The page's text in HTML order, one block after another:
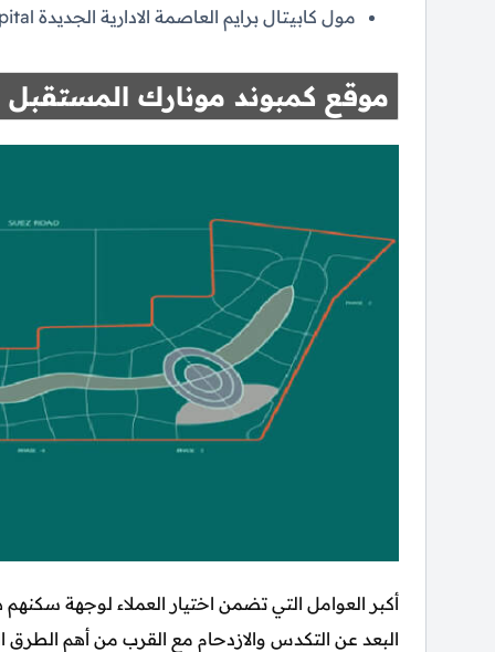
مول كابيتال برايم العاصمة الادارية الجديدة Capital Prime Mall New Capital.
موقع كمبوند مونارك
أكبر العوامل التي تضمن اختيار العملاء لوجهة
البعد عن التكدس والازدحام مع القرب من أهم